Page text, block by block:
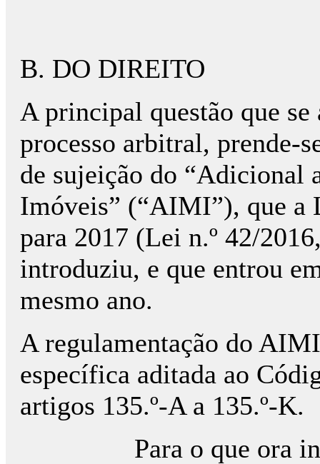
B. DO DIREITO
A principal questão que se
processo arbitral, prende-
de sujeição do “Adicional
Imóveis” (“AIMI”), que a
para 2017 (Lei n.º 42/
introduziu, e que entrou
mesmo ano.
A regulamentação do
específica aditada ao
artigos 135.º-A a 135.º-K.
Para o que ora